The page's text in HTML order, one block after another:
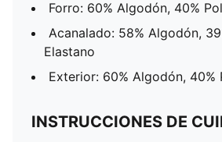
Forro: 60% Algodón, 40%
Acanalado: 58% Algodón,
Elastano
Exterior: 60% Algodón, 40%
INSTRUCCIONES DE